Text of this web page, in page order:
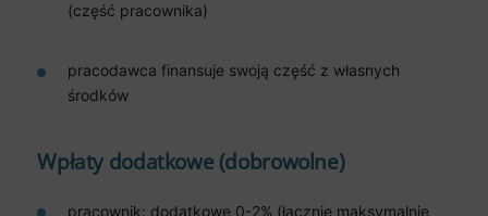
(część pracownika)
pracodawca finansuje swoją część z własnych
środków
Wpłaty dodatkowe (dobrowolne)
pracownik: dodatkowe 0-2% (łącznie maksymalnie